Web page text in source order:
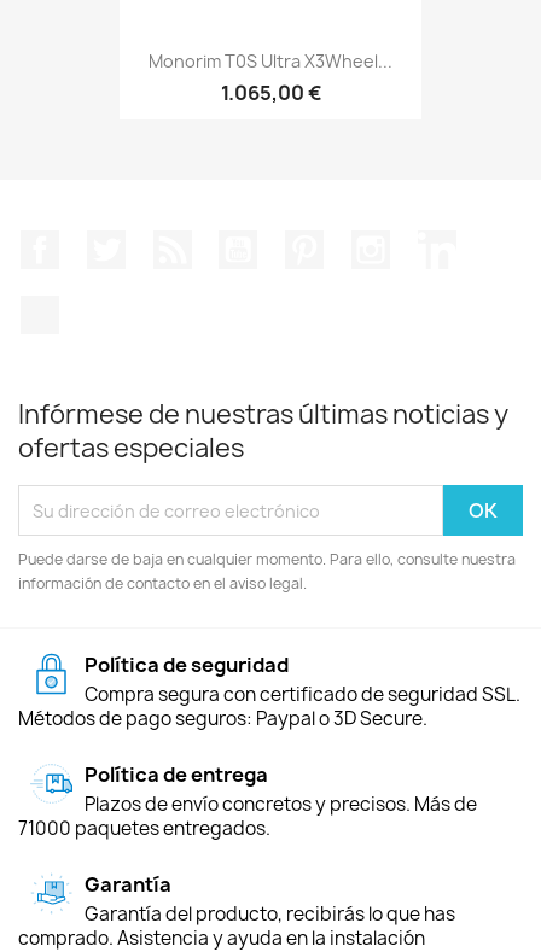
Monorim T0S Ultra X3Wheel...
1.065,00 €
Infórmese de nuestras últimas noticias y
ofertas especiales
Puede darse de baja en cualquier momento. Para ello, consulte nuestra
información de contacto en el aviso legal.
Política de seguridad
Compra segura con certificado de seguridad SSL.
Métodos de pago seguros: Paypal o 3D Secure.
Política de entrega
Plazos de envío concretos y precisos. Más de
71000 paquetes entregados.
Garantía
Garantía del producto, recibirás lo que has
comprado. Asistencia y ayuda en la instalación